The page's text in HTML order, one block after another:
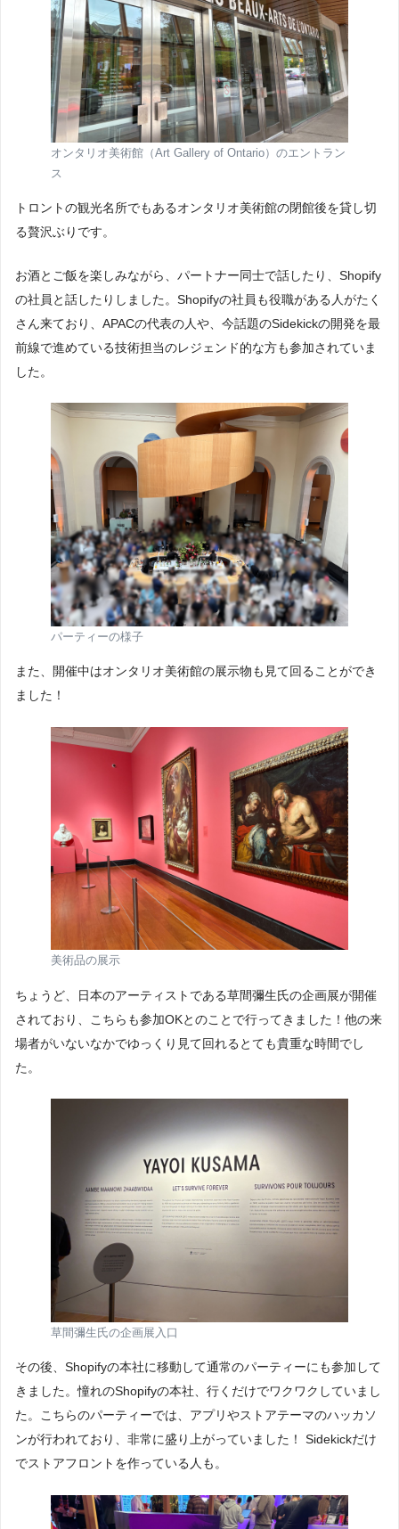
オンタリオ美術館（Art Gallery of Ontario）のエントラン
ス
トロントの観光名所でもあるオンタリオ美術館の閉館後を貸し切
る贅沢ぶりです。
お酒とご飯を楽しみながら、パートナー同士で話したり、Shopify
の社員と話したりしました。Shopifyの社員も役職がある人がたく
さん来ており、APACの代表の人や、今話題のSidekickの開発を最
前線で進めている技術担当のレジェンド的な方も参加されていま
した。
パーティーの様子
また、開催中はオンタリオ美術館の展示物も見て回ることができ
ました！
美術品の展示
ちょうど、日本のアーティストである草間彌生氏の企画展が開催
されており、こちらも参加OKとのことで行ってきました！他の来
場者がいないなかでゆっくり見て回れるとても貴重な時間でし
た。
草間彌生氏の企画展入口
その後、Shopifyの本社に移動して通常のパーティーにも参加して
きました。憧れのShopifyの本社、行くだけでワクワクしていまし
た。こちらのパーティーでは、アプリやストアテーマのハッカソ
ンが行われており、非常に盛り上がっていました！ Sidekickだけ
でストアフロントを作っている人も。